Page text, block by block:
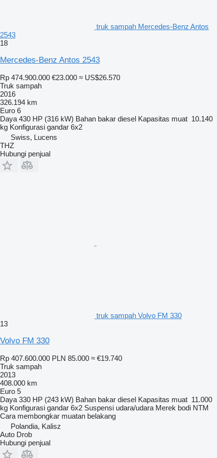
truk sampah Mercedes-Benz Antos
2543
18
Mercedes-Benz Antos 2543
Rp 474.900.000 €23.000 ≈ US$26.570
Truk sampah
2016
326.194 km
Euro 6
Daya 430 HP (316 kW) Bahan bakar diesel Kapasitas muat 10.140
kg Konfigurasi gandar 6x2
Swiss, Lucens
THZ
Hubungi penjual
truk sampah Volvo FM 330
13
Volvo FM 330
Rp 407.600.000 PLN 85.000 ≈ €19.740
Truk sampah
2013
408.000 km
Euro 5
Daya 330 HP (243 kW) Bahan bakar diesel Kapasitas muat 11.000
kg Konfigurasi gandar 6x2 Suspensi udara/udara Merek bodi NTM
Cara membongkar muatan belakang
Polandia, Kalisz
Auto Drob
Hubungi penjual